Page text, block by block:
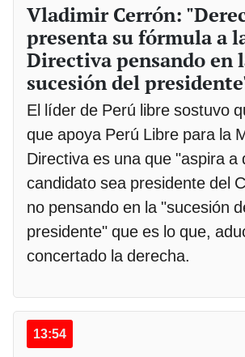
Vladimir Cerrón:
presenta su fórmula a
Directiva pensando en
sucesión del
El líder de Perú libre sostuvo
que apoya Perú Libre para la
Directiva es una que "aspira a
candidato sea presidente del
no pensando en la "sucesión
presidente" que es lo que,
concertado la derecha.
13:54